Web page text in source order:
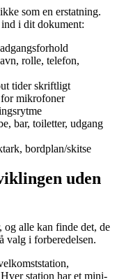
som en erstatning.
i dit dokument:
rolle, telefon,
tider skriftligt
mikrofoner
bar, toiletter, udgang
bordplan/skitse
uden
og alle kan finde det, de
valg i forberedelsen.
station har et mini-